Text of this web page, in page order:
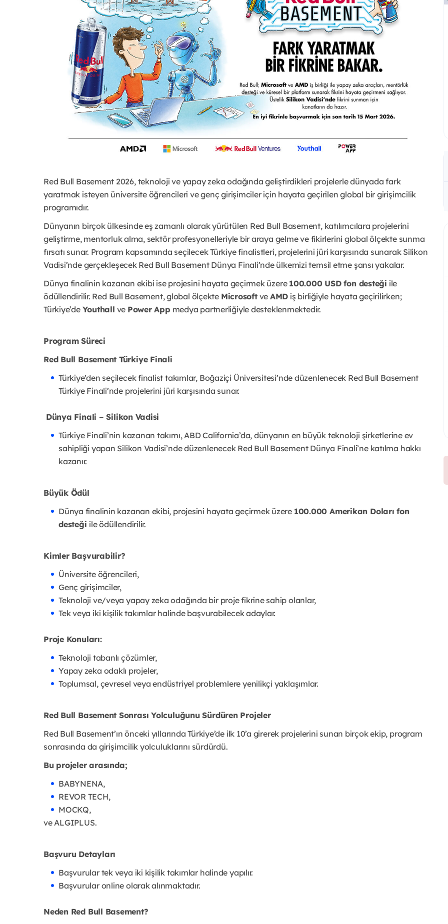
Red Bull Basement 2026, teknoloji ve yapay zeka odağında geliştirdikleri projelerle dünyada fark
yaratmak isteyen üniversite öğrencileri ve genç girişimciler için hayata geçirilen global bir girişimcilik
programıdır.
Dünyanın birçok ülkesinde eş zamanlı olarak yürütülen Red Bull Basement, katılımcılara projelerini
geliştirme, mentorluk alma, sektör profesyonelleriyle bir araya gelme ve fikirlerini global ölçekte sunma
fırsatı sunar. Program kapsamında seçilecek Türkiye finalistleri, projelerini jüri karşısında sunarak Silikon
Vadisi’nde gerçekleşecek Red Bull Basement Dünya Finali’nde ülkemizi temsil etme şansı yakalar.
Dünya finalinin kazanan ekibi ise projesini hayata geçirmek üzere 100.000 USD fon desteği ile
ödüllendirilir. Red Bull Basement, global ölçekte Microsoftve AMD iş birliğiyle hayata geçirilirken;
Türkiye’de Youthall ve Power App medya partnerliğiyle desteklenmektedir.
Program Süreci
Red Bull Basement Türkiye Finali
Türkiye’den seçilecek finalist takımlar, Boğaziçi Üniversitesi’nde düzenlenecek Red Bull Basement
Türkiye Finali’nde projelerini jüri karşısında sunar.
Dünya Finali – Silikon Vadisi
Türkiye Finali’nin kazanan takımı, ABD California’da, dünyanın en büyük teknoloji şirketlerine ev
sahipliği yapan Silikon Vadisi’nde düzenlenecek Red Bull Basement Dünya Finali’ne katılma hakkı
kazanır.
Büyük Ödül
Dünya finalinin kazanan ekibi, projesini hayata geçirmek üzere 100.000 Amerikan Doları fon
desteği ile ödüllendirilir.
Kimler Başvurabilir?
Üniversite öğrencileri,
Genç girişimciler,
Teknoloji ve/veya yapay zeka odağında bir proje fikrine sahip olanlar,
Tek veya iki kişilik takımlar halinde başvurabilecek adaylar.
Proje Konuları:
Teknoloji tabanlı çözümler,
Yapay zeka odaklı projeler,
Toplumsal, çevresel veya endüstriyel problemlere yenilikçi yaklaşımlar.
Red Bull Basement Sonrası Yolculuğunu Sürdüren Projeler
Red Bull Basement’ın önceki yıllarında Türkiye’de ilk 10’a girerek projelerini sunan birçok ekip, program
sonrasında da girişimcilik yolculuklarını sürdürdü.
Bu projeler arasında;
BABYNENA,
REVOR TECH,
MOCKQ,
ve ALGIPLUS.
Başvuru Detayları
Başvurular tek veya iki kişilik takımlar halinde yapılır.
Başvurular online olarak alınmaktadır.
Neden Red Bull Basement?